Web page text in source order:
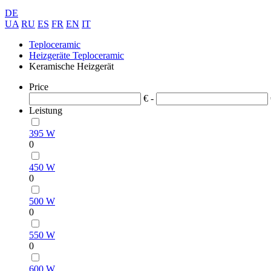
DE
UA RU ES FR EN IT
Teploceramic
Heizgeräte Teploceramic
Keramische Heizgerät
Price
€ -
Leistung
395 W
0
450 W
0
500 W
0
550 W
0